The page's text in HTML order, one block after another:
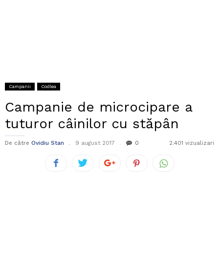
Campanii Codlea
Campanie de microcipare a
tuturor câinilor cu stăpân
De către Ovidiu Stan 9 august 2017 0 2.401 vizualizari